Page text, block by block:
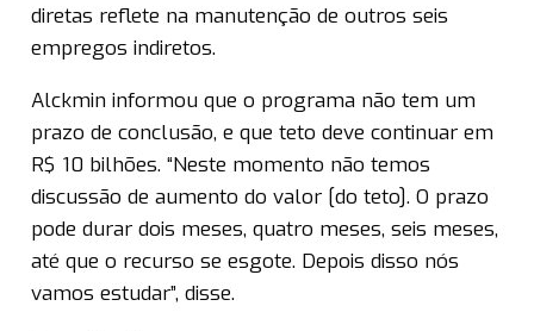
diretas reflete na manutenção de outros seis
empregos indiretos.
Alckmin informou que o programa não tem um
prazo de conclusão, e que teto deve continuar em
R$ 10 bilhões. “Neste momento não temos
discussão de aumento do valor [do teto]. O prazo
pode durar dois meses, quatro meses, seis meses,
até que o recurso se esgote. Depois disso nós
vamos estudar”, disse.